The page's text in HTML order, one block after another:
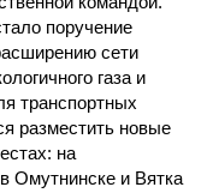
поручение
сети
газа и
транспортных
разместить новые
на
Омутнинске и Вятка